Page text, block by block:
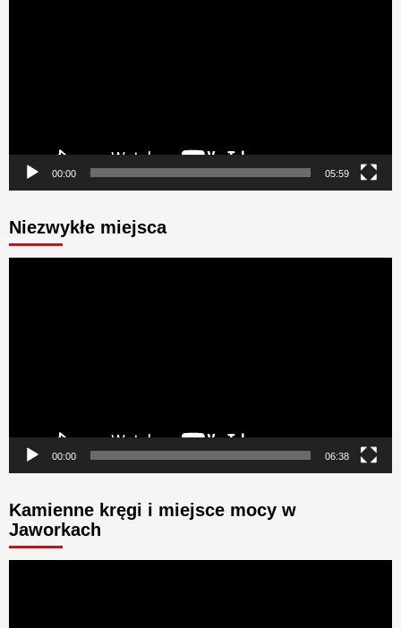
00:00 05:59
Niezwykłe miejsca
00:00 06:38
Kamienne kręgi i miejsce mocy w
Jaworkach